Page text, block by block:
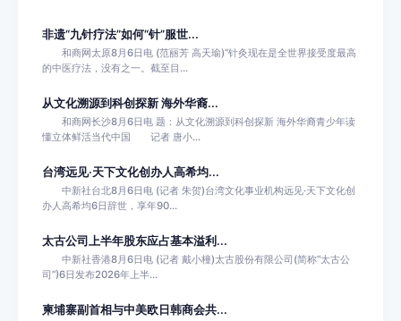
非遗“九针疗法”如何“针”服世...
和商网太原8月6日电 (范丽芳 高天瑜)“针灸现在是全世界接受度最高
的中医疗法，没有之一。截至目...
从文化溯源到科创探新 海外华裔...
和商网长沙8月6日电 题：从文化溯源到科创探新 海外华裔青少年读
懂立体鲜活当代中国 记者 唐小...
台湾远见·天下文化创办人高希均...
中新社台北8月6日电 (记者 朱贺)台湾文化事业机构远见·天下文化创
办人高希均6日辞世，享年90...
太古公司上半年股东应占基本溢利...
中新社香港8月6日电 (记者 戴小橦)太古股份有限公司(简称“太古公
司”)6日发布2026年上半...
柬埔寨副首相与中美欧日韩商会共...